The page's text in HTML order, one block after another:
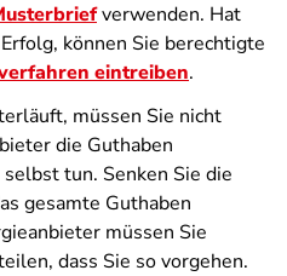
verwenden. Hat
können Sie berechtigte
eintreiben.
müssen Sie nicht
die Guthaben
tun. Senken Sie die
gesamte Guthaben
müssen Sie
dass Sie so vorgehen.